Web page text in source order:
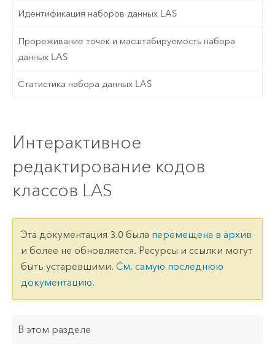
Идентификация наборов данных LAS
Прореживание точек и масштабируемость набора
данных LAS
Статистика набора данных LAS
Интерактивное
редактирование кодов
классов LAS
Эта документация 3.0 была перемещена в архив
и более не обновляется. Ресурсы и ссылки могут
быть устаревшими. См. самую последнюю
документацию.
В этом разделе